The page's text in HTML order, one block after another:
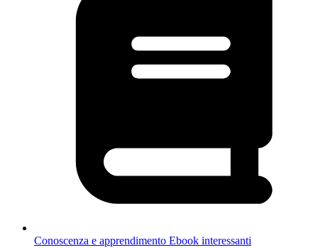
Conoscenza e apprendimento Ebook interessanti